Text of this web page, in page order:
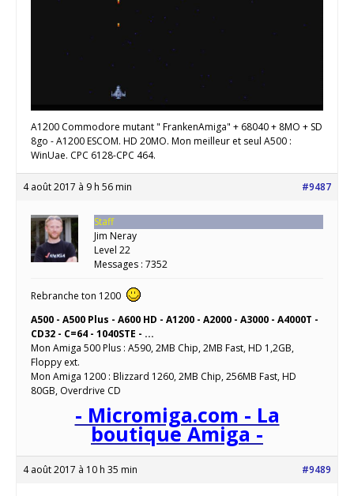
A1200 Commodore mutant " FrankenAmiga" + 68040 + 8MO + SD
8go - A1200 ESCOM. HD 20MO. Mon meilleur et seul A500 :
WinUae. CPC 6128-CPC 464.
4 août 2017 à 9 h 56 min #9487
Staff
Jim Neray
Level 22
Messages : 7352
Rebranche ton 1200
A500 - A500 Plus - A600 HD - A1200 - A2000 - A3000 - A4000T -
CD32 - C=64 - 1040STE - ...
Mon Amiga 500 Plus : A590, 2MB Chip, 2MB Fast, HD 1,2GB,
Floppy ext.
Mon Amiga 1200 : Blizzard 1260, 2MB Chip, 256MB Fast, HD
80GB, Overdrive CD
- Micromiga.com - La
boutique Amiga -
4 août 2017 à 10 h 35 min #9489